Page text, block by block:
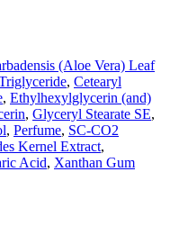
(Aloe Vera) Leaf
, Cetearyl
, Ethylhexylglycerin (and)
, Glyceryl Stearate SE,
, Perfume, SC-CO2
Kernel Extract,
Acid, Xanthan Gum